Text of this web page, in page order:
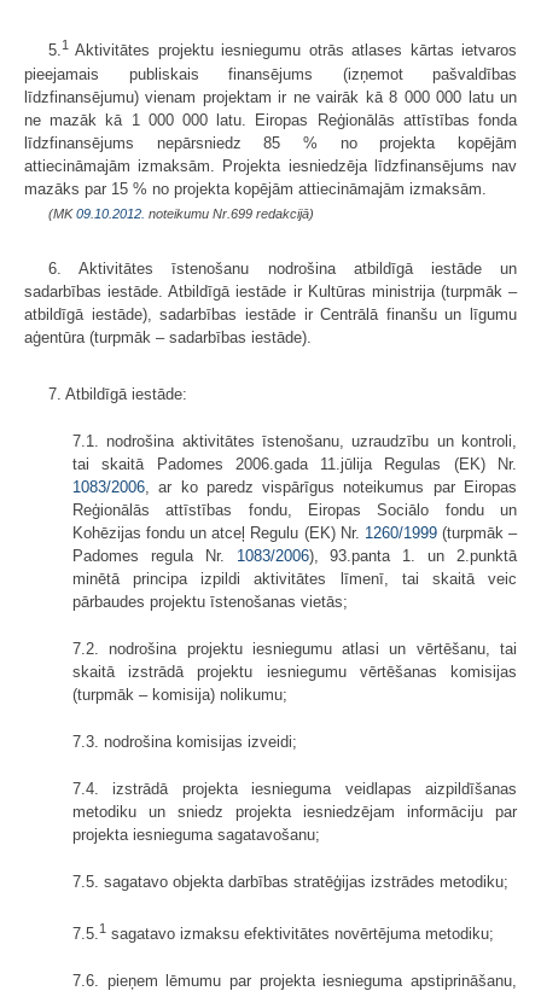
5.1
Aktivitātes projektu iesniegumu otrās atlases kārtas ietvaros
pieejamais publiskais finansējums (izņemot pašvaldības
līdzfinansējumu) vienam projektam ir ne vairāk kā 8 000 000 latu un
ne mazāk kā 1 000 000 latu. Eiropas Reģionālās attīstības fonda
līdzfinansējums nepārsniedz 85 % no projekta kopējām
attiecināmajām izmaksām. Projekta iesniedzēja līdzfinansējums nav
mazāks par 15 % no projekta kopējām attiecināmajām izmaksām.
(MK09.10.2012. noteikumu Nr.699 redakcijā)
6. Aktivitātes īstenošanu nodrošina atbildīgā iestāde un
sadarbības iestāde. Atbildīgā iestāde ir Kultūras ministrija (turpmāk –
atbildīgā iestāde), sadarbības iestāde ir Centrālā finanšu un līgumu
aģentūra (turpmāk – sadarbības iestāde).
7. Atbildīgā iestāde:
7.1. nodrošina aktivitātes īstenošanu, uzraudzību un kontroli,
tai skaitā Padomes 2006.gada 11.jūlija Regulas (EK) Nr.
1083/2006 , ar ko paredz vispārīgus noteikumus par Eiropas
Reģionālās attīstības fondu, Eiropas Sociālo fondu un
Kohēzijas fondu un atceļ Regulu (EK) Nr. 1260/1999(turpmāk –
Padomes regula Nr. 1083/2006), 93.panta 1. un 2.punktā
minētā principa izpildi aktivitātes līmenī, tai skaitā veic
pārbaudes projektu īstenošanas vietās;
7.2. nodrošina projektu iesniegumu atlasi un vērtēšanu, tai
skaitā izstrādā projektu iesniegumu vērtēšanas komisijas
(turpmāk – komisija) nolikumu;
7.3. nodrošina komisijas izveidi;
7.4. izstrādā projekta iesnieguma veidlapas aizpildīšanas
metodiku un sniedz projekta iesniedzējam informāciju par
projekta iesnieguma sagatavošanu;
7.5. sagatavo objekta darbības stratēģijas izstrādes metodiku;
7.5. 1 sagatavo izmaksu efektivitātes novērtējuma metodiku;
7.6. pieņem lēmumu par projekta iesnieguma apstiprināšanu,